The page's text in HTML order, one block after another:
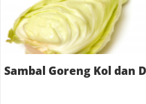
Sambal Goreng Kol dan